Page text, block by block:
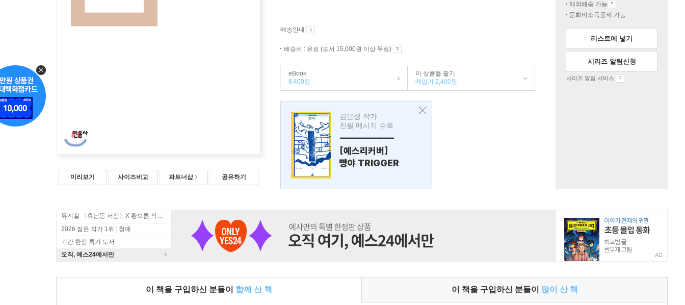
미리보기 사이즈비교 파트너샵 공유하기
배송안내
배송비 : 유료 (도서 15,000원 이상 무료)
eBook
8,400원
이 상품을 팔기
매입가 2,400원
김은성 작가
친필 메시지 수록
---------------
[예스리커버]
빵야 TRIGGER
해외배송 가능
문화비소득공제 가능
리스트에 넣기
시리즈 알림신청
시리즈 알림 서비스
뮤지컬 〈휴남동 서점〉X 황보름 작가 북토크
2026 젊은 작가 1위 : 청예
기간 한정 특가 도서
오직, 예스24에서만
AD
이 책을 구입하신 분들이 함께 산 책 이 책을 구입하신 분들이 많이 산 책